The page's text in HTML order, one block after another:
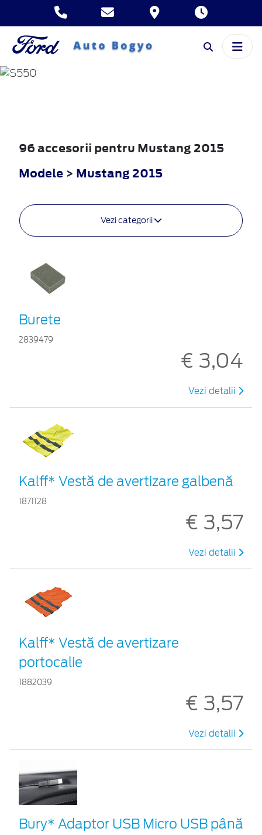
MUSTANG
96 accesorii pentru Mustang 2015
Modele > Mustang 2015
Vezi categorii
Burete
2839479
€ 3,04
Vezi detalii
Kalff* Vestă de avertizare galbenă
1871128
€ 3,57
Vezi detalii
Kalff* Vestă de avertizare
portocalie
1882039
€ 3,57
Vezi detalii
Bury* Adaptor USB Micro USB până